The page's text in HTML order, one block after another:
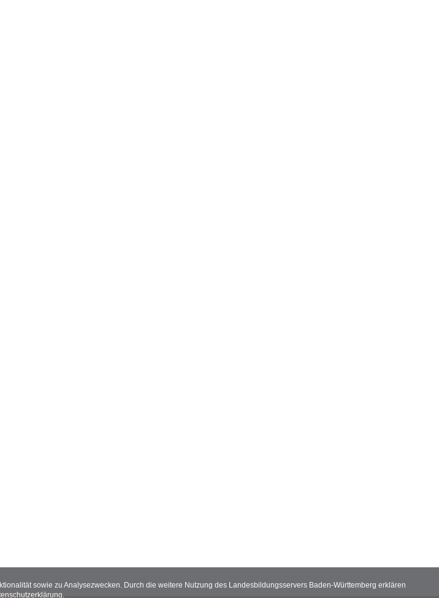
sowie zu Analysezwecken. Durch die weitere Nutzung des Landesbildungsservers Baden-Württemberg erklären
.